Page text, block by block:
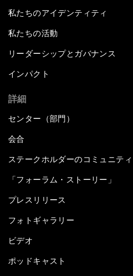
私たちのアイデンティティ
私たちの活動
リーダーシップとガバナンス
インパクト
詳細
センター（部門）
会合
ステークホルダーのコミュニティ
「フォーラム・ストーリー」
プレスリリース
フォトギャラリー
ビデオ
ポッドキャスト